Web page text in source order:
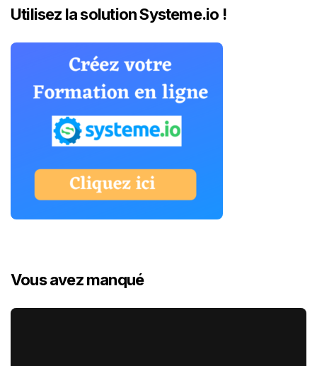
Utilisez la solution Systeme.io !
Vous avez manqué